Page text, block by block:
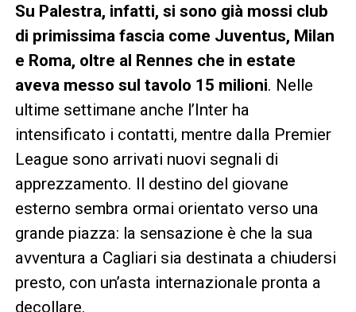
Su Palestra, infatti, si sono già mossi club
di primissima fascia come Juventus, Milan
e Roma, oltre al Rennes che in estate
aveva messo sul tavolo 15 milioni. Nelle
ultime settimane anche l’Inter ha
intensificato i contatti, mentre dalla Premier
League sono arrivati nuovi segnali di
apprezzamento. Il destino del giovane
esterno sembra ormai orientato verso una
grande piazza: la sensazione è che la sua
avventura a Cagliari sia destinata a chiudersi
presto, con un’asta internazionale pronta a
decollare.